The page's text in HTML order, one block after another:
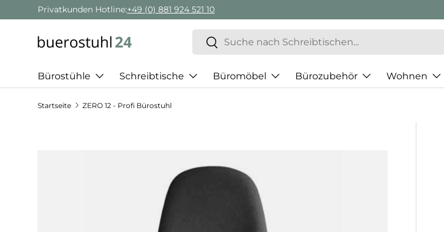
Direkt zum Inhalt
Privatkunden Hotline:+49 (0) 881 924 521 10
Suchen
Suchen
Bürostühle Schreibtische Büromöbel Bürozubehör Wohnen
Startseite ZERO 12 - Profi Bürostuhl
Zu Produktinformationen springen